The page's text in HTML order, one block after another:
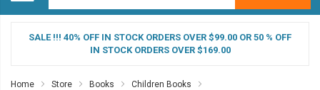
SALE !!! 40% OFF IN STOCK ORDERS OVER $99.00 OR 50 % OFF
IN STOCK ORDERS OVER $169.00
Home Store Books
Children Books